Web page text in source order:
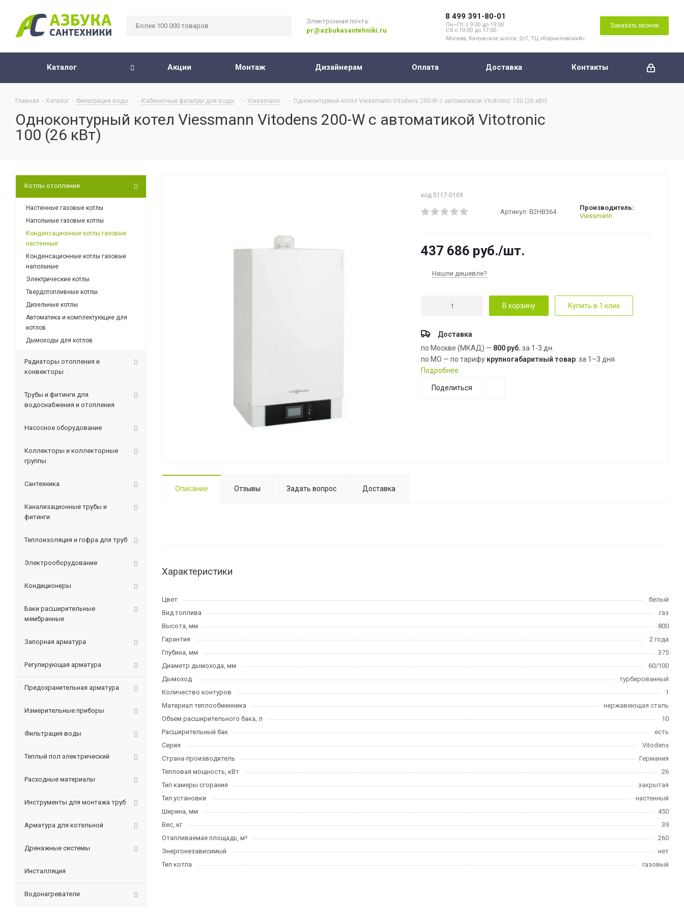
Электронная почта:
pr@azbukasantehniki.ru
8 499 391-80-01
Пн–Пт с 9:00 до 19:00
Сб с 10:00 до 17:00
Москва, Калужское шоссе, 2с1, ТЦ «Корниловский»
Заказать звонок
Каталог Акции Монтаж Дизайнерам Оплата Доставка Контакты
Главная - Каталог - Фильтрация воды - Кабинетные фильтры для воды - Viessmann - Одноконтурный котел Viessmann Vitodens 200-W с автоматикой Vitotronic 100 (26 кВт)
Одноконтурный котел Viessmann Vitodens 200-W с автоматикой Vitotronic
100 (26 кВт)
код 5117-0109
Артикул: B2HB364
Производитель:
Viessmann
437 686 руб./шт.
Нашли дешевле?
В корзину Купить в 1 клик
Доставка
по Москве (МКАД) — 800 руб. за 1-3 дн.
по МО — по тарифу крупногабаритный товар за 1–3 дня
Подробнее
Поделиться
Описание Отзывы Задать вопрос Доставка
Характеристики
Цвет
белый
Вид топлива
газ
Высота, мм
800
Гарантия
2 года
Глубина, мм
375
Диаметр дымохода, мм
60/100
Дымоход
турбированный
Количество контуров
1
Материал теплообменника
нержавеющая сталь
Объем расширительного бака, л
10
Расширительный бак
есть
Серия
Vitodens
Страна-производитель
Германия
Тепловая мощность, кВт
26
Тип камеры сгорания
закрытая
Тип установки
настенный
Ширина, мм
450
Вес, кг
39
Отапливаемая площадь, м²
260
Энергонезависимый
нет
Тип котла
газовый
Котлы отопления
Настенные газовые котлы
Напольные газовые котлы
Конденсационные котлы газовые
настенные
Конденсационные котлы газовые
напольные
Электрические котлы
Твердотопливные котлы
Дизельные котлы
Автоматика и комплектующие для
котлов
Дымоходы для котлов
Радиаторы отопления и
конвекторы
Трубы и фитинги для
водоснабжения и отопления
Насосное оборудование
Коллекторы и коллекторные
группы
Сантехника
Канализационные трубы и
фитинги
Теплоизоляция и гофра для труб
Электрооборудование
Кондиционеры
Баки расширительные
мембранные
Запорная арматура
Регулирующая арматура
Предохранительная арматура
Измерительные приборы
Фильтрация воды
Теплый пол электрический
Расходные материалы
Инструменты для монтажа труб
Арматура для котельной
Дренажные системы
Инсталляция
Водонагреватели